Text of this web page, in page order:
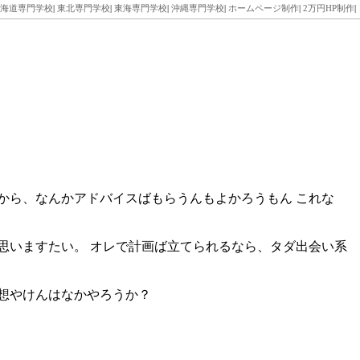
道専門学校| 東北専門学校| 東海専門学校| 沖縄専門学校| ホームページ制作| 2万円HP制作|
、なんかアドバイスばもらうんもよかろうもん これな
ますたい。 オレで計画ば立てられるなら、タダ出会い系
やけんはなかやろうか？